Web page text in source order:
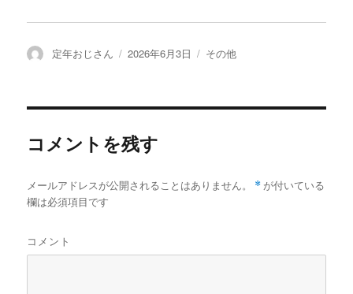
投
定年おじさん
投
2026年6月3日
カ
リ
その他
コメントを残す
メールアドレスが公開されることはありません。 * が付いている
欄は必須項目です
コメント